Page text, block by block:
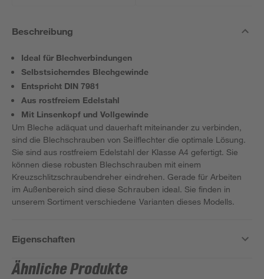
Beschreibung
Ideal für Blechverbindungen
Selbstsicherndes Blechgewinde
Entspricht DIN 7981
Aus rostfreiem Edelstahl
Mit Linsenkopf und Vollgewinde
Um Bleche adäquat und dauerhaft miteinander zu verbinden,
sind die Blechschrauben von Seilflechter die optimale Lösung.
Sie sind aus rostfreiem Edelstahl der Klasse A4 gefertigt. Sie
können diese robusten Blechschrauben mit einem
Kreuzschlitzschraubendreher eindrehen. Gerade für Arbeiten
im Außenbereich sind diese Schrauben ideal. Sie finden in
unserem Sortiment verschiedene Varianten dieses Modells.
Eigenschaften
Ähnliche Produkte